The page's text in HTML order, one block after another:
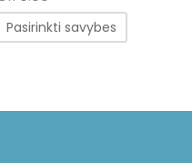
Pasirinkti savybes